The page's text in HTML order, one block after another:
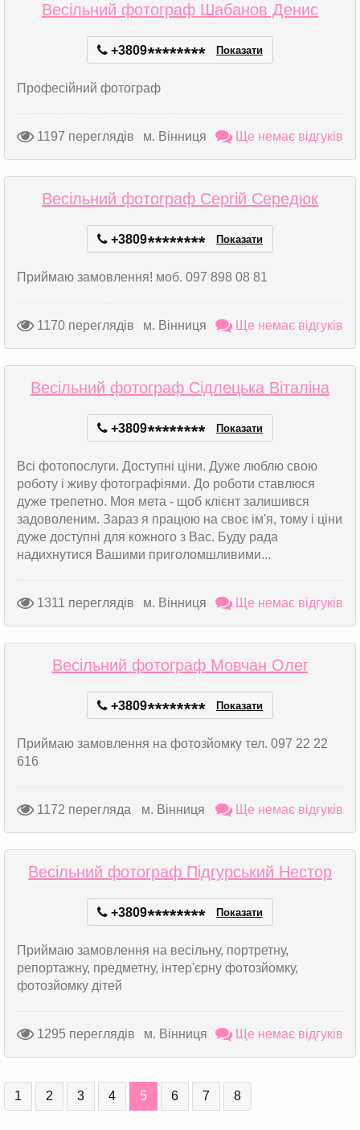
Весільний фотограф Шабанов Денис
+3809******** Показати
Професійний фотограф
1197 переглядів м. Вінниця Ще немає відгуків
Весільний фотограф Сергій Середюк
+3809******** Показати
Приймаю замовлення! моб. 097 898 08 81
1170 переглядів м. Вінниця Ще немає відгуків
Весільний фотограф Сідлецька Віталіна
+3809******** Показати
Всі фотопослуги. Доступні ціни. Дуже люблю свою
роботу і живу фотографіями. До роботи ставлюся
дуже трепетно. Моя мета - щоб клієнт залишився
задоволеним. Зараз я працюю на своє ім'я, тому і ціни
дуже доступні для кожного з Вас. Буду рада
надихнутися Вашими приголомшливими...
1311 переглядів м. Вінниця Ще немає відгуків
Весільний фотограф Мовчан Олег
+3809******** Показати
Приймаю замовлення на фотозйомку тел. 097 22 22
616
1172 перегляда м. Вінниця Ще немає відгуків
Весільний фотограф Підгурський Нестор
+3809******** Показати
Приймаю замовлення на весільну, портретну,
репортажну, предметну, інтер'єрну фотозйомку,
фотозйомку дітей
1295 переглядів м. Вінниця Ще немає відгуків
1 2 3 4 5 6 7 8